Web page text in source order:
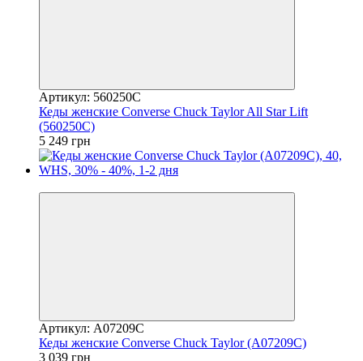
Артикул: 560250C
Кеды женские Converse Chuck Taylor All Star Lift
(560250C)
5 249 грн
Артикул: A07209C
Кеды женские Converse Chuck Taylor (A07209C)
3 039 грн